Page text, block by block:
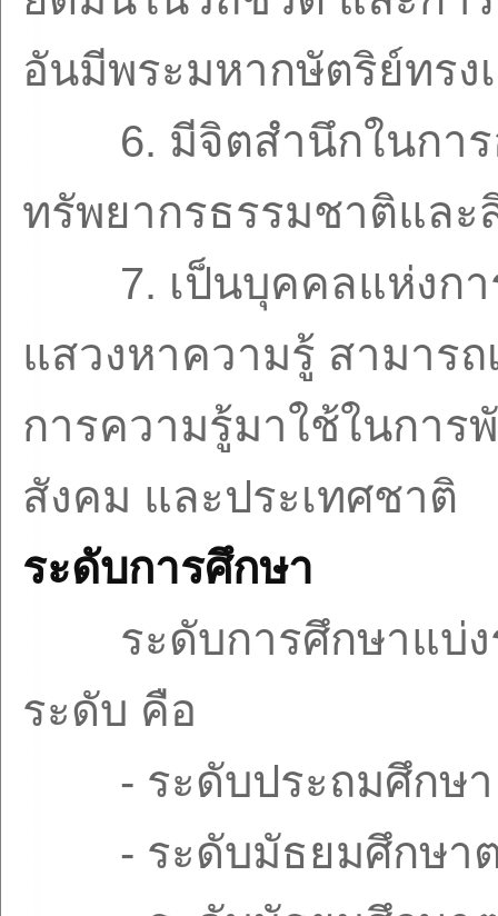
อันมีพระมหากษัตริย์ทรง
6. มีจิตสำนึกในกา
ทรัพยากรธรรมชาติและ
7. เป็นบุคคลแห่งก
แสวงหาความรู้ สามาร
การความรู้มาใช้ในกา
สังคม และประเทศชาติ
ระดับการศึกษา
ระดับการศึกษาแบ่
ระดับ คือ
- ระดับประถมศึกษา
- ระดับมัธยมศึกษา